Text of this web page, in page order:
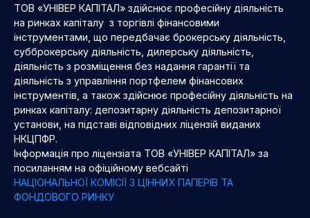
ТОВ «УНІВЕР КАПІТАЛ» здійснює професійну діяльність
на ринках капіталу з торгівлі фінансовими
інструментами, що передбачає брокерську діяльність,
субброкерську діяльність, дилерську діяльність,
діяльність з розміщення без надання гарантії та
діяльність з управління портфелем фінансових
інструментів, а також здійснює професійну діяльність на
ринках капіталу: депозитарну діяльність депозитарної
установи, на підставі відповідних ліцензій виданих
НКЦПФР.
Інформація про ліцензіата ТОВ «УНІВЕР КАПІТАЛ» за
посиланням на офіційному вебсайті
НАЦІОНАЛЬНОЇ КОМІСІЇ З ЦІННИХ ПАПЕРІВ ТА
ФОНДОВОГО РИНКУ